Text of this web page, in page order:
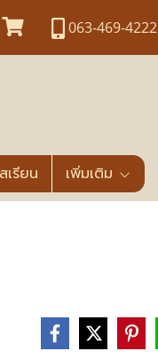
063-469-4222
เรียน เพิ่มเติม